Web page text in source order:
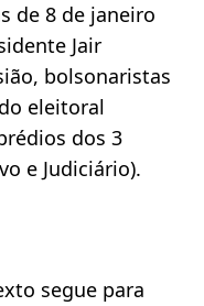
de 8 de janeiro
Jair
bolsonaristas
eleitoral
dos 3
e Judiciário).
segue para